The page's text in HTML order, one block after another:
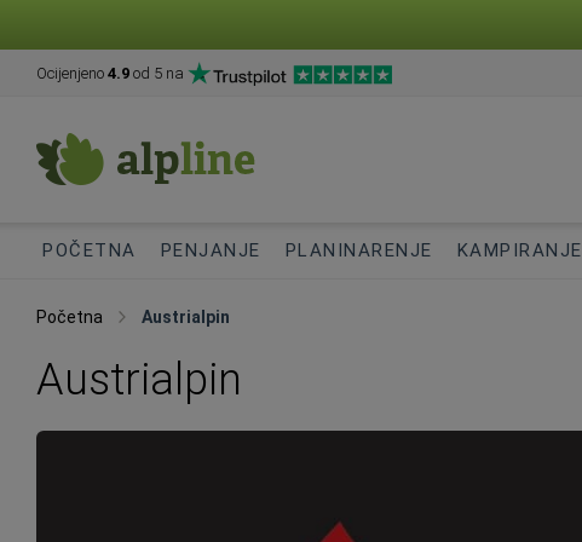
Ocijenjeno 4.9 od 5 na
POČETNA PENJANJE PLANINARENJE KAMPIRANJE
Početna Austrialpin
Austrialpin